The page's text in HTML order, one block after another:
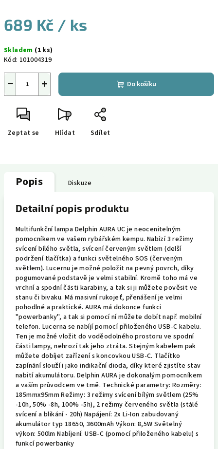
689 Kč / ks
cena:
Skladem (1 ks)
Kód: 101004319
+
− Do košíku
Zeptat se Hlídat Sdílet
Popis Diskuze
Detailní popis produktu
Multifunkční lampa Delphin AURA UC je neocenitelným
pomocníkem ve vašem rybářském kempu. Nabízí 3 režimy
svícení bílého světla, svícení červeným světlem (delší
podržení tlačítka) a funkci světelného SOS (červeným
světlem). Lucernu je možné položit na pevný povrch, díky
pogumované podstavě je velmi stabilní. Kromě toho má ve
vrchní a spodní části karabiny, a tak si ji můžete pověsit ve
stanu či bivaku. Má masivní rukojeť, přenášení je velmi
pohodlné a praktické. AURA má dokonce funkci
"powerbanky", a tak si pomocí ní můžete dobít např. mobilní
telefon. Lucerna se nabíjí pomocí přiloženého USB-C kabelu.
Ten je možné vložit do voděodolného prostoru ve spodní
části lampy, nehrozí tak jeho ztráta. Stejným kabelem pak
můžete dobíjet zařízení s koncovkou USB-C. Tlačítko
zapínání slouží i jako indikační dioda, díky které zjistíte stav
nabití akumulátoru. Delphin AURA je dokonalým pomocníkem
a vaším průvodcem ve tmě. Technické parametry: Rozměry:
185mmx95mm Režimy: 3 režimy svícení bílým světlem (25%
-10h, 50% -8h, 100% -5h), 2 režimy červeného světla (stálé
svícení a blikání - 20h) Napájení: 2x Li-Ion zabudovaný
akumulátor typ 18650, 3600mAh Výkon: 8,5W Světelný
výkon: 500lm Nabíjení: USB-C (pomocí přiloženého kabelu) s
funkcí powerbanky